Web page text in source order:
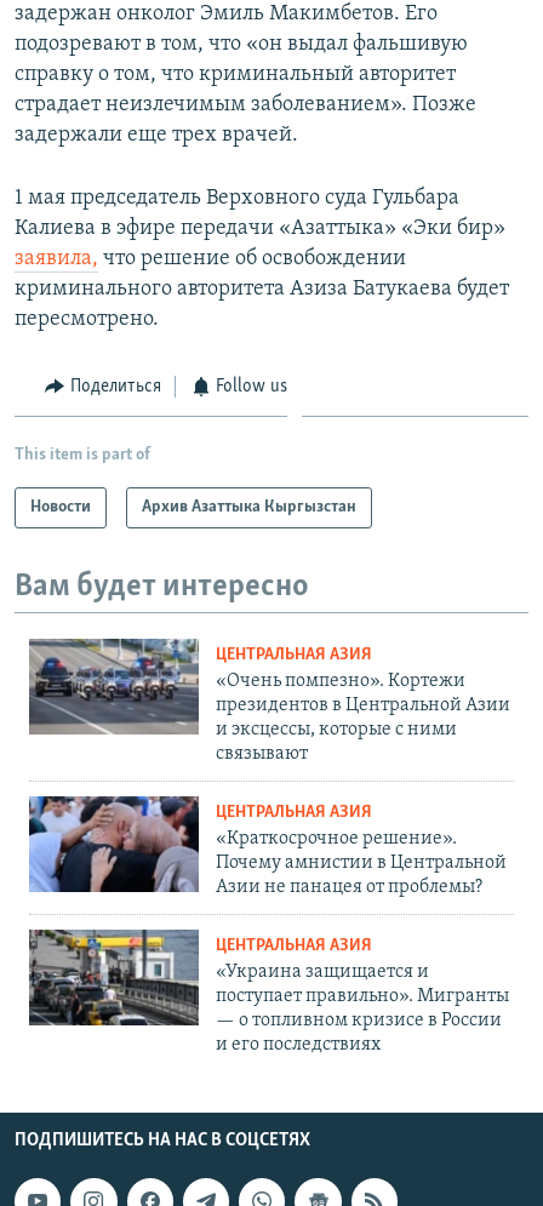
задержан онколог Эмиль Макимбетов. Его
подозревают в том, что «он выдал фальшивую
справку о том, что криминальный авторитет
страдает неизлечимым заболеванием». Позже
задержали еще трех врачей.
1 мая председатель Верховного суда Гульбара
Калиева в эфире передачи «Азаттыка» «Эки бир»
заявила, что решение об освобождении
криминального авторитета Азиза Батукаева будет
пересмотрено.
Поделиться Follow us
This item is part of
Новости Архив Азаттыка Кыргызстан
Вам будет интересно
ЦЕНТРАЛЬНАЯ АЗИЯ
«Очень помпезно». Кортежи
президентов в Центральной Азии
и эксцессы, которые с ними
связывают
ЦЕНТРАЛЬНАЯ АЗИЯ
«Краткосрочное решение».
Почему амнистии в Центральной
Азии не панацея от проблемы?
ЦЕНТРАЛЬНАЯ АЗИЯ
«Украина защищается и
поступает правильно». Мигранты
— о топливном кризисе в России
и его последствиях
ПОДПИШИТЕСЬ НА НАС В СОЦСЕТЯХ